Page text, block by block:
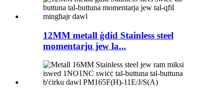
12MM metall ġdid Stainless steel
momentarju jew la...